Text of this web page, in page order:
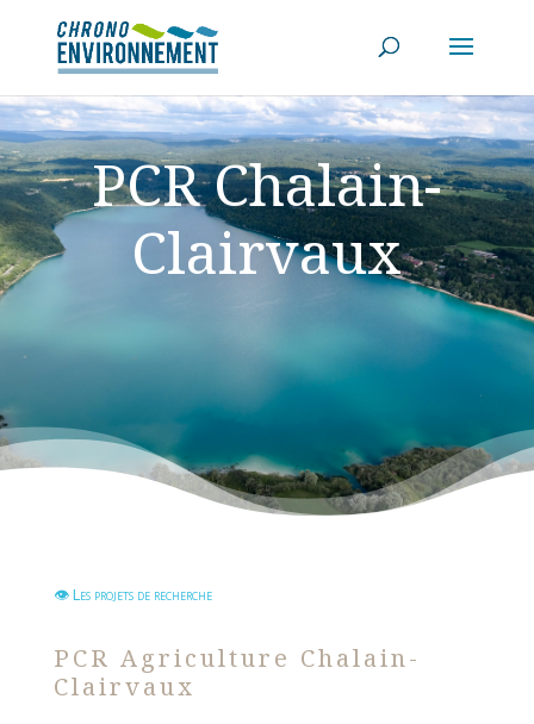
PCR Chalain-
Clairvaux
👁 Les projets de recherche
PCR Agriculture Chalain-
Clairvaux